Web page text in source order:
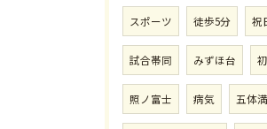
スポーツ 徒歩5分 祝
試合帯同 みずほ台
照ノ富士 病気 五体